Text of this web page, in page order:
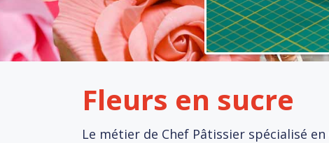
Fleurs en sucre
Le métier de Chef Pâtissier spécialisé